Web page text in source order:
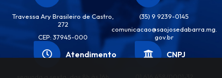
Travessa Ary Brasileiro de Castro,
272
CEP: 37945-000
(35) 9 9239-0145
comunicacao@saojosedabarra.mg.
gov.br
Atendimento CNPJ